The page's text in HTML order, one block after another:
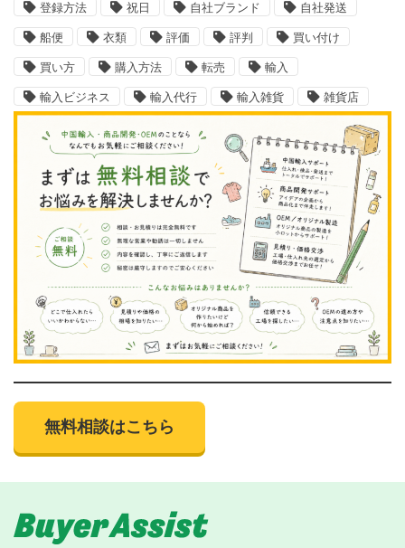
登録方法 祝日 自社ブランド 自社発送
船便 衣類 評価 評判 買い付け
買い方 購入方法 転売 輸入
輸入ビジネス 輸入代行 輸入雑貨 雑貨店
無料相談はこちら